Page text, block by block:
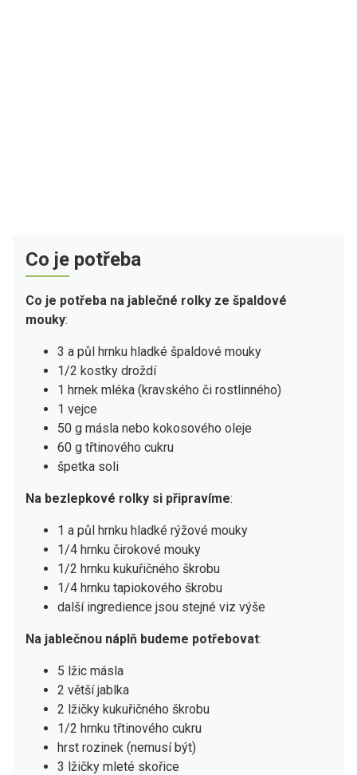
Co je potřeba
Co je potřeba na jablečné rolky ze špaldové
mouky:
3 a půl hrnku hladké špaldové mouky
1/2 kostky droždí
1 hrnek mléka (kravského či rostlinného)
1 vejce
50 g másla nebo kokosového oleje
60 g třtinového cukru
špetka soli
Na bezlepkové rolky si připravíme:
1 a půl hrnku hladké rýžové mouky
1/4 hrnku čirokové mouky
1/2 hrnku kukuřičného škrobu
1/4 hrnku tapiokového škrobu
další ingredience jsou stejné viz výše
Na jablečnou náplň budeme potřebovat:
5 lžic másla
2 větší jablka
2 lžičky kukuřičného škrobu
1/2 hrnku třtinového cukru
hrst rozinek (nemusí být)
3 lžičky mleté skořice